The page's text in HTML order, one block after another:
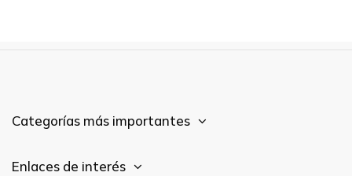
Categorías más importantes
Enlaces de interés